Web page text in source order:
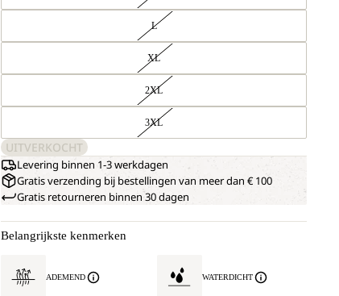
L
XL
2XL
3XL
UITVERKOCHT
Levering binnen 1-3 werkdagen
Gratis verzending bij bestellingen van meer dan € 100
Gratis retourneren binnen 30 dagen
Belangrijkste kenmerken
ADEMEND WATERDICHT